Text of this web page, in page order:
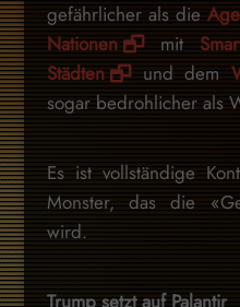
gefährlicher als die
Nationen
mit
Städten
und dem
sogar bedrohlicher als
Es ist vollständige
Monster, das die
wird.
Trump setzt auf Palantir